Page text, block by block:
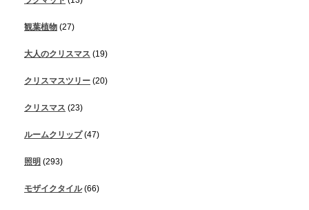
観葉植物 (27)
大人のクリスマス (19)
クリスマスツリー (20)
クリスマス (23)
ルームクリップ(47)
照明 (293)
モザイクタイル(66)